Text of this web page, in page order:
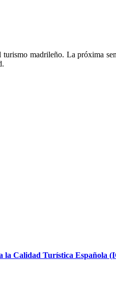
madrileño. La próxima
la Calidad Turística Española